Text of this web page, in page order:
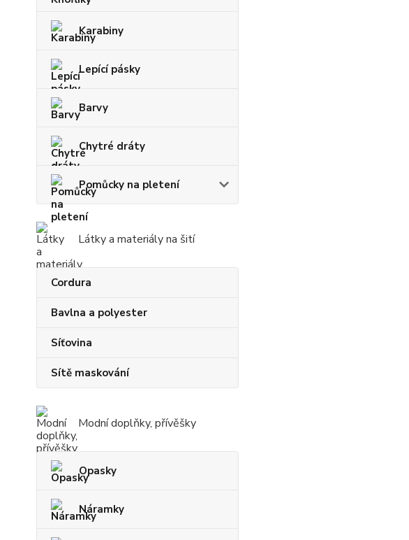
Karabiny
Lepící pásky
Barvy
Chytré dráty
Pomůcky na pletení
Látky a materiály na šití
Cordura
Bavlna a polyester
Síťovina
Sítě maskování
Modní doplňky, přívěšky
Opasky
Náramky